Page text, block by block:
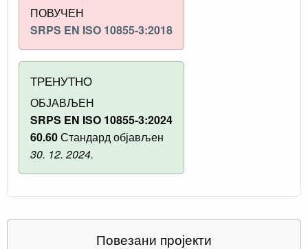
ПОВУЧЕН
SRPS EN ISO 10855-3:2018
ТРЕНУТНО
ОБЈАВЉЕН
SRPS EN ISO 10855-3:2024
60.60Стандард објављен
30. 12. 2024.
Повезани пројекти